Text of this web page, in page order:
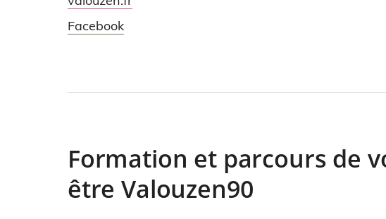
Facebook
Formation et parcours de
être Valouzen90